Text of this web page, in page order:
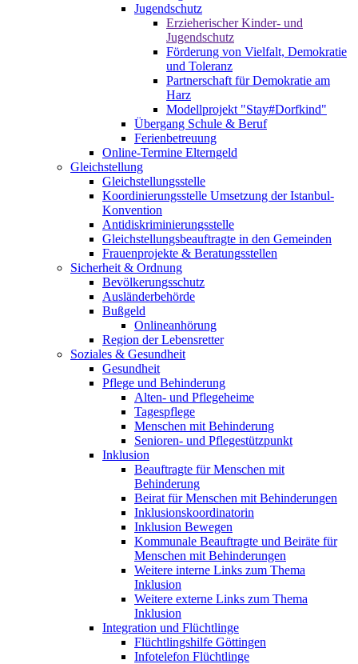
Jugendschutz
Erzieherischer Kinder- und
Jugendschutz
Förderung von Vielfalt, Demokratie
und Toleranz
Partnerschaft für Demokratie am
Harz
Modellprojekt "Stay#Dorfkind"
Übergang Schule & Beruf
Ferienbetreuung
Online-Termine Elterngeld
Gleichstellung
Gleichstellungsstelle
Koordinierungsstelle Umsetzung der Istanbul-
Konvention
Antidiskriminierungsstelle
Gleichstellungsbeauftragte in den Gemeinden
Frauenprojekte & Beratungsstellen
Sicherheit & Ordnung
Bevölkerungsschutz
Ausländerbehörde
Bußgeld
Onlineanhörung
Region der Lebensretter
Soziales & Gesundheit
Gesundheit
Pflege und Behinderung
Alten- und Pflegeheime
Tagespflege
Menschen mit Behinderung
Senioren- und Pflegestützpunkt
Inklusion
Beauftragte für Menschen mit
Behinderung
Beirat für Menschen mit Behinderungen
Inklusionskoordinatorin
Inklusion Bewegen
Kommunale Beauftragte und Beiräte für
Menschen mit Behinderungen
Weitere interne Links zum Thema
Inklusion
Weitere externe Links zum Thema
Inklusion
Integration und Flüchtlinge
Flüchtlingshilfe Göttingen
Infotelefon Flüchtlinge